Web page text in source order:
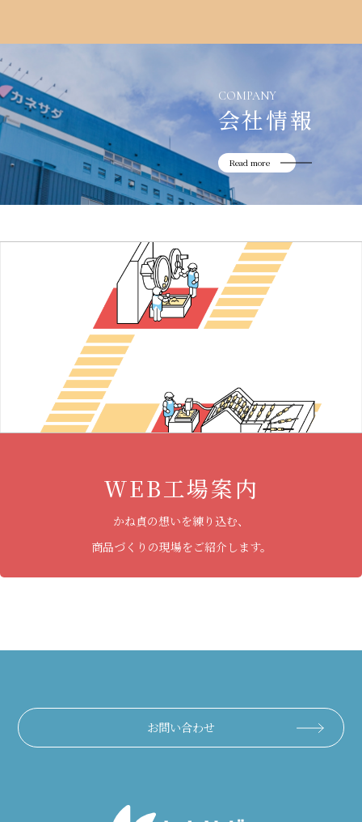
COMPANY
会社情報
Read more
WEB工場案内
かね貞の想いを練り込む、
商品づくりの現場をご紹介します。
お問い合わせ